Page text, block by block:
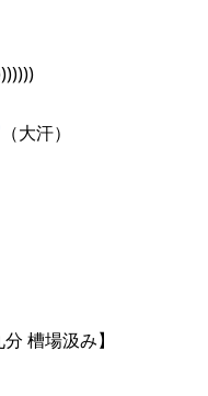
（大汗）
槽場汲み】